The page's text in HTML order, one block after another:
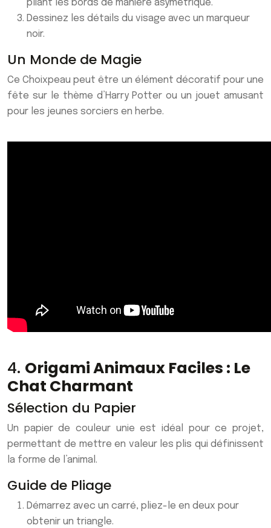
pliant les bords de manière asymétrique.
Dessinez les détails du visage avec un marqueur
noir.
Un Monde de Magie
Ce Choixpeau peut être un élément décoratif pour une
fête sur le thème d’Harry Potter ou un jouet amusant
pour les jeunes sorciers en herbe.
4. Origami Animaux Faciles : Le
Chat Charmant
Sélection du Papier
Un papier de couleur unie est idéal pour ce projet,
permettant de mettre en valeur les plis qui définissent
la forme de l’animal.
Guide de Pliage
Démarrez avec un carré, pliez-le en deux pour
obtenir un triangle.